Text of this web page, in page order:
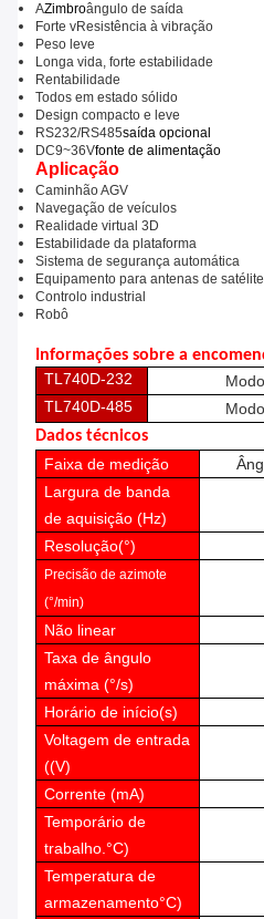
AZimbroângulo de saída
Forte vResistência à vibração
Peso leve
Longa vida, forte estabilidade
Rentabilidade
Todos em estado sólido
Design compacto e leve
RS232/RS485saída opcional
DC9~36Vfonte de alimentação
Aplicação
Caminhão AGV
Navegação de veículos
Realidade virtual 3D
Estabilidade da plataforma
Sistema de segurança automática
Equipamento para antenas de
Controlo industrial
Robô
Informações sobre a
TL740D-232
TL740D-485
Dados técnicos
Faixa de medição
Largura de banda
de aquisição (Hz)
Resolução(°)
Precisão de azimote
(°/min)
Não linear
Taxa de ângulo
máxima (°/s)
Horário de início(s)
Voltagem de entrada
((V)
Corrente (mA)
Temporário de
trabalho.°C)
Temperatura de
armazenamento°C)